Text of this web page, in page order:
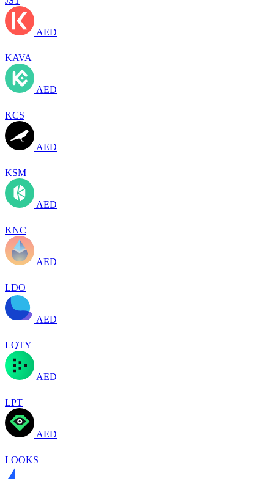
AED
KAVA
AED
KCS
AED
KSM
AED
KNC
AED
LDO
AED
LQTY
AED
LPT
AED
LOOKS